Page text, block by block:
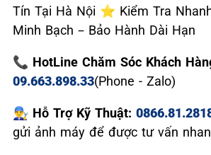
Tín Tại Hà Nội ⭐ Kiểm Tra
Minh Bạch – Bảo Hành Dài Hạn
📞 HotLine Chăm Sóc Khách
09.663.898.33(Phone - Zalo)
👨‍🔧 Hỗ Trợ Kỹ Thuật:
gửi ảnh máy để được tư vấn